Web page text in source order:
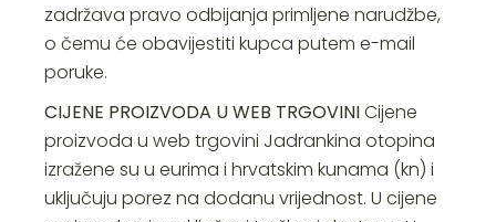
zadržava pravo odbijanja primljene narudžbe,
o čemu će obavijestiti kupca putem e-mail
poruke.
CIJENE PROIZVODA U WEB TRGOVINICijene
proizvoda u web trgovini Jadrankina otopina
izražene su u eurima i hrvatskim kunama (kn) i
uključuju porez na dodanu vrijednost. U cijene